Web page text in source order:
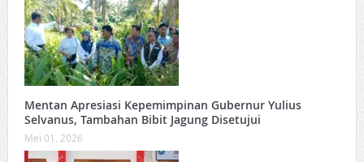
Mentan Apresiasi Kepemimpinan Gubernur Yulius
Selvanus, Tambahan Bibit Jagung Disetujui
Mei 01, 2026